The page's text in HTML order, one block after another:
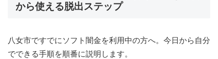
から使える脱出ステップ
八女市ですでにソフト闇金を利用中の方へ。今日から自分
でできる手順を順番に説明します。